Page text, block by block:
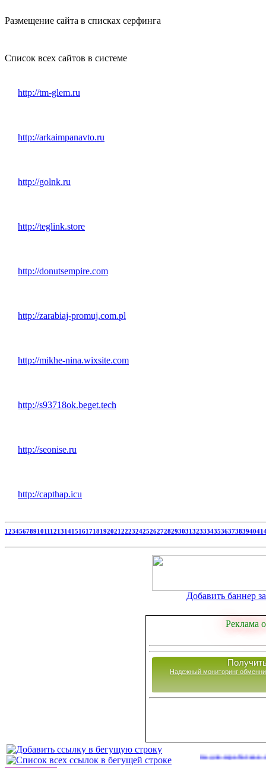
Размещение сайта в списках серфинга
Список всех сайтов в системе
http://tm-glem.ru
http://arkaimpanavto.ru
http://golnk.ru
http://teglink.store
http://donutsempire.com
http://zarabiaj-promuj.com.pl
http://mikhe-nina.wixsite.com
http://s93718ok.beget.tech
http://seonise.ru
http://capthap.icu
1234567891011121314151617181920212223242526272829303132333435363738394041
Добавить баннер
Реклама
Надежный мониторинг
Сайты для заработка в 2026 году